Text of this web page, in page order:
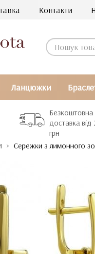
Контакти
Ланцюжки
Безкоштовна
доставка від
грн
Сережки з лимонного